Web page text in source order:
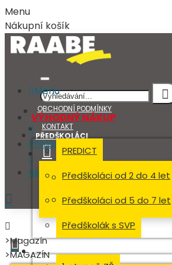
Menu
Nákupní košík
OBCHODNÍ PODMÍNKY
KONTAKT
Přihlásit
Registrovat
Menu
VÝHODNÝ NÁKUP
PŘEDŠKOLÁCI
PREDICT
Předškoláci od 2 do 4 let
Předškoláci od 5 do 7 let
Předškolák s SVP
ŠKOLÁCI
Přihlásit
Registrovat
Magazín
MAGAZÍN